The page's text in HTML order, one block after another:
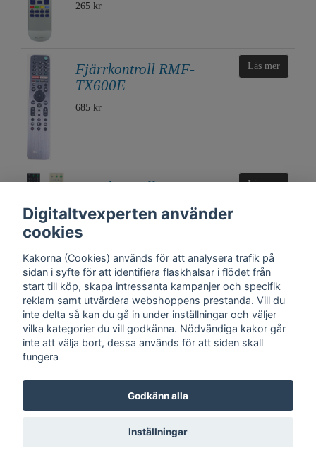
265 kr
Fjärrkontroll RMF-
TX600E
685 kr
Läs mer
Fjärrkontroll RMT-
Läs mer
Kontakt Trygghet Cookies Support Köpinfo Om oss English
Köpvillkor, Digitaltvexperten.se
Digitaltvexperten använder
cookies
Kakorna (Cookies) används för att analysera trafik på
sidan i syfte för att identifiera flaskhalsar i flödet från
start till köp, skapa intressanta kampanjer och specifik
reklam samt utvärdera webshoppens prestanda. Vill du
inte delta så kan du gå in under inställningar och väljer
vilka kategorier du vill godkänna. Nödvändiga kakor går
inte att välja bort, dessa används för att siden skall
fungera
Godkänn alla
Inställningar